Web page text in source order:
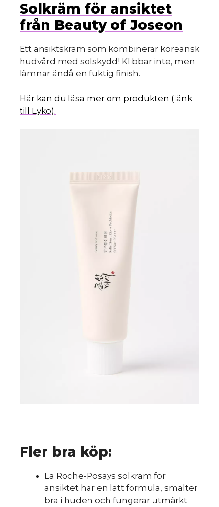
Solkräm för ansiktet
från Beauty of Joseon
Ett ansiktskräm som kombinerar koreansk
hudvård med solskydd! Klibbar inte, men
lämnar ändå en fuktig finish.
Här kan du läsa mer om produkten (länk
till Lyko).
Fler bra köp:
La Roche-Posays solkräm för
ansiktet har en lätt formula, smälter
bra i huden och fungerar utmärkt